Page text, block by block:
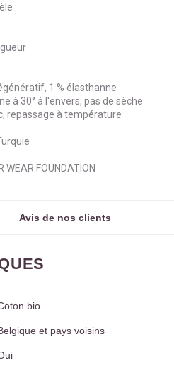
:
1 % élasthanne
à 30° à l'envers, pas de sèche
repassage à température
FOUNDATION
Avis de nos clients
bio
et pays voisins